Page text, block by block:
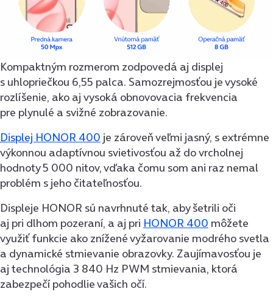
Kompaktným rozmerom zodpovedá aj displej
s uhlopriečkou 6,55 palca. Samozrejmosťou je vysoké
rozlíšenie, ako aj vysoká obnovovacia frekvencia
pre plynulé a svižné zobrazovanie.
Displej HONOR 400 je zároveň veľmi jasný, s extrémne
výkonnou adaptívnou svietivosťou až do vrcholnej
hodnoty 5 000 nitov, vďaka čomu som ani raz nemal
problém s jeho čitateľnosťou.
Displeje HONOR sú navrhnuté tak, aby šetrili oči
aj pri dlhom pozeraní, a aj pri HONOR 400 môžete
využiť funkcie ako znížené vyžarovanie modrého svetla
a dynamické stmievanie obrazovky. Zaujímavosťou je
aj technológia 3 840 Hz PWM stmievania, ktorá
zabezpečí pohodlie vašich očí.